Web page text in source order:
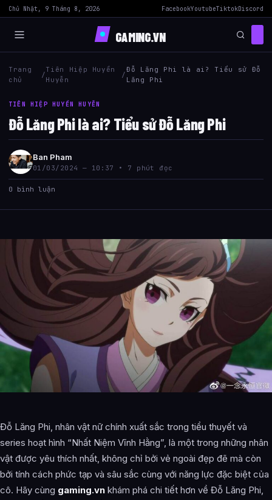
Chủ Nhật, 9 Tháng 8, 2026 FacebookYoutubeTiktokDiscord
GAMING.VN
Trang
chủ
/
Tiên Hiệp Huyền
Huyễn
/
Đỗ Lăng Phi là ai? Tiểu sử Đỗ
Lăng Phi
TIÊN HIỆP HUYỀN HUYỄN
Đỗ Lăng Phi là ai? Tiểu sử Đỗ Lăng Phi
Ban Pham
01/03/2024 — 10:37 • 7 phút đọc
0 bình luận
Đỗ Lăng Phi, nhân vật nữ chính xuất sắc trong tiểu thuyết và
series hoạt hình “Nhất Niệm Vĩnh Hằng”, là một trong những nhân
vật được yêu thích nhất, không chỉ bởi vẻ ngoài đẹp đẽ mà còn
bởi tính cách phức tạp và sâu sắc cùng với năng lực đặc biệt của
cô. Hãy cùng gaming.vn khám phá chi tiết hơn về Đỗ Lăng Phi,